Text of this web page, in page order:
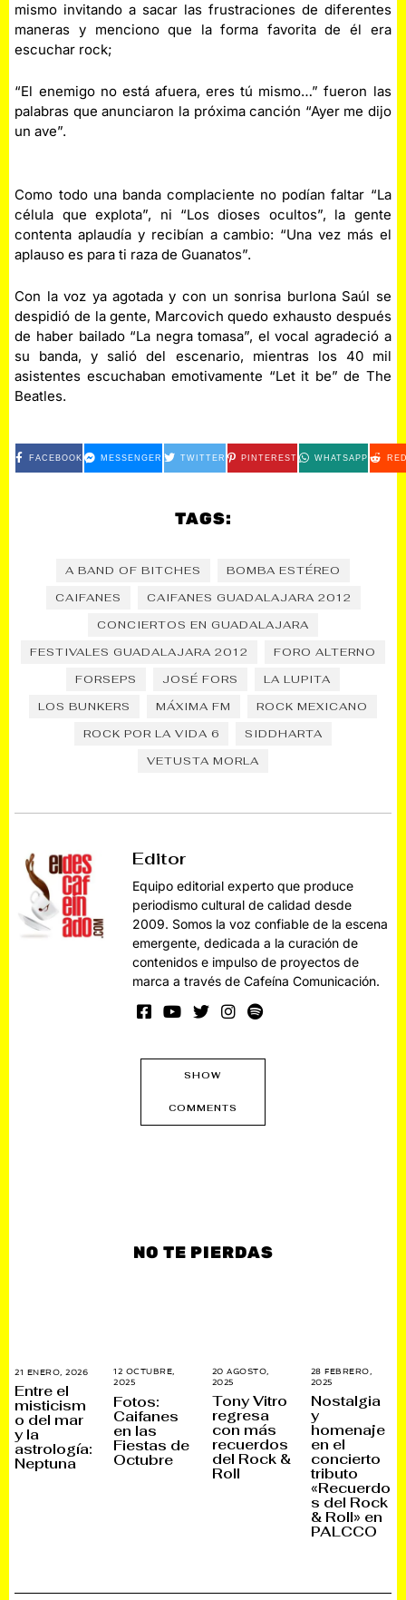
mismo invitando a sacar las frustraciones de diferentes
maneras y menciono que la forma favorita de él era
escuchar rock;
“El enemigo no está afuera, eres tú mismo…” fueron las
palabras que anunciaron la próxima canción “Ayer me dijo
un ave”.
Como todo una banda complaciente no podían faltar “La
célula que explota”, ni “Los dioses ocultos”, la gente
contenta aplaudía y recibían a cambio: “Una vez más el
aplauso es para ti raza de Guanatos”.
Con la voz ya agotada y con un sonrisa burlona Saúl se
despidió de la gente, Marcovich quedo exhausto después
de haber bailado “La negra tomasa”, el vocal agradeció a
su banda, y salió del escenario, mientras los 40 mil
asistentes escuchaban emotivamente “Let it be” de The
Beatles.
FACEBOOK MESSENGER TWITTER PINTEREST WHATSAPP
TAGS:
A BAND OF BITCHES
BOMBA ESTÉREO
CAIFANES
CAIFANES GUADALAJARA 2012
CONCIERTOS EN GUADALAJARA
FESTIVALES GUADALAJARA 2012
FORO ALTERNO
FORSEPS
JOSÉ FORS
LA LUPITA
LOS BUNKERS
MÁXIMA FM
ROCK MEXICANO
ROCK POR LA VIDA 6
SIDDHARTA
VETUSTA MORLA
Editor
Equipo editorial experto que produce
periodismo cultural de calidad desde
2009. Somos la voz confiable de la escena
emergente, dedicada a la curación de
contenidos e impulso de proyectos de
marca a través de Cafeína Comunicación.
SHOW
COMMENTS
NO TE PIERDAS
21 ENERO, 2026
,
Entre el
misticism
o del mar
y la
astrología:
Neptuna
12 OCTUBRE,
2025
O
C
T
U
B
R
Fotos:
Caifanes
en las
Fiestas de
Octubre
20 AGOSTO,
2025
S
E
P
T
I
M
B
Tony Vitro
regresa
con más
recuerdos
del Rock &
Roll
28 FEBRERO,
2025
A
O
S
T
O
,
2
0
2
5
Nostalgia
y
homenaje
en el
concierto
tributo
«Recuerdo
s del Rock
& Roll» en
PALCCO